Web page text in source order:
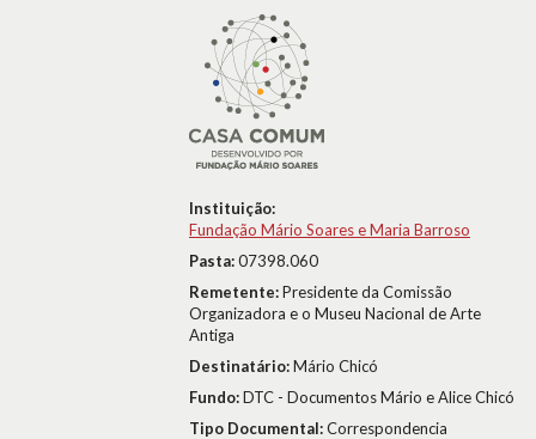
Instituição:
Fundação Mário Soares e Maria Barroso
Pasta:07398.060
Remetente:Presidente da Comissão
Organizadora e o Museu Nacional de Arte
Antiga
Destinatário:Mário Chicó
Fundo:DTC - Documentos Mário e Alice Chicó
Tipo Documental:Correspondencia